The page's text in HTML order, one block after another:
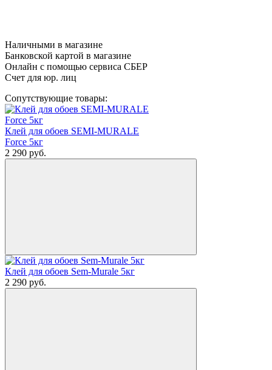
Наличными в магазине
Банковской картой в магазине
Онлайн с помощью сервиса СБЕР
Счет для юр. лиц
Сопутствующие товары:
Клей для обоев SEMI-MURALE
Force 5кг
2 290 руб.
Клей для обоев Sem-Murale 5кг
2 290 руб.